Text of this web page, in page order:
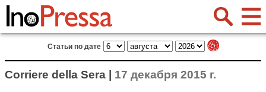
Статьи по дате
Corriere della Sera | 17 декабря 2015 г.